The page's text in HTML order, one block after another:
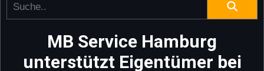
MB Service Hamburg
unterstützt Eigentümer bei